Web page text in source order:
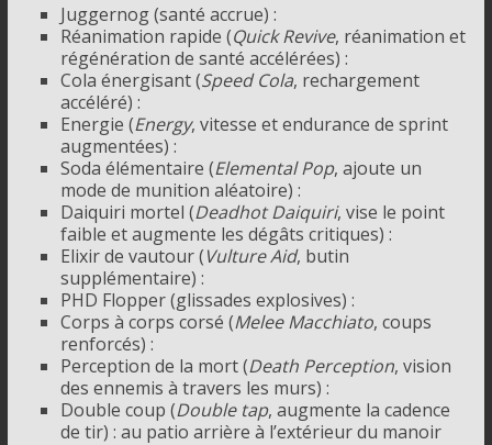
Juggernog (santé accrue) :
Réanimation rapide (Quick Revive, réanimation et
régénération de santé accélérées) :
Cola énergisant (Speed Cola, rechargement
accéléré) :
Energie (Energy, vitesse et endurance de sprint
augmentées) :
Soda élémentaire (Elemental Pop, ajoute un
mode de munition aléatoire) :
Daiquiri mortel (Deadhot Daiquiri, vise le point
faible et augmente les dégâts critiques) :
Elixir de vautour (Vulture Aid, butin
supplémentaire) :
PHD Flopper (glissades explosives) :
Corps à corps corsé (Melee Macchiato, coups
renforcés) :
Perception de la mort (Death Perception, vision
des ennemis à travers les murs) :
Double coup (Double tap, augmente la cadence
de tir) : au patio arrière à l’extérieur du manoir